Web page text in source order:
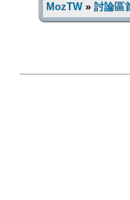
MozTW» 討論區